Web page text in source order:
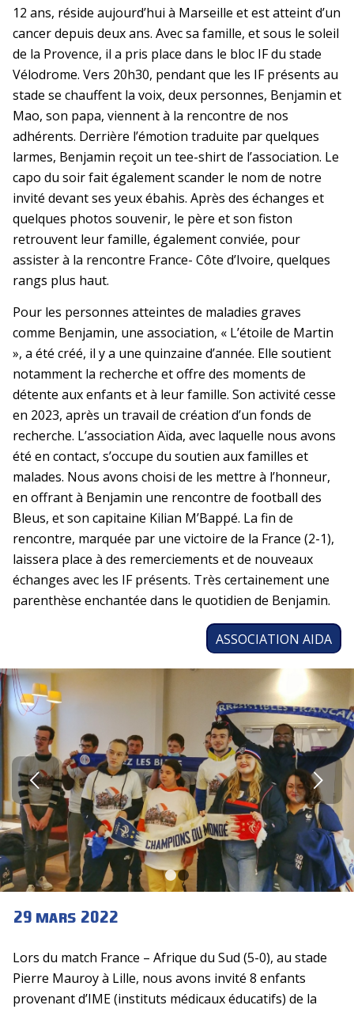
12 ans, réside aujourd’hui à Marseille et est atteint d’un
cancer depuis deux ans. Avec sa famille, et sous le soleil
de la Provence, il a pris place dans le bloc IF du stade
Vélodrome. Vers 20h30, pendant que les IF présents au
stade se chauffent la voix, deux personnes, Benjamin et
Mao, son papa, viennent à la rencontre de nos
adhérents. Derrière l’émotion traduite par quelques
larmes, Benjamin reçoit un tee-shirt de l’association. Le
capo du soir fait également scander le nom de notre
invité devant ses yeux ébahis. Après des échanges et
quelques photos souvenir, le père et son fiston
retrouvent leur famille, également conviée, pour
assister à la rencontre France- Côte d’Ivoire, quelques
rangs plus haut.
Pour les personnes atteintes de maladies graves
comme Benjamin, une association, « L’étoile de Martin
», a été créé, il y a une quinzaine d’année. Elle soutient
notamment la recherche et offre des moments de
détente aux enfants et à leur famille. Son activité cesse
en 2023, après un travail de création d’un fonds de
recherche. L’association Aïda, avec laquelle nous avons
été en contact, s’occupe du soutien aux familles et
malades. Nous avons choisi de les mettre à l’honneur,
en offrant à Benjamin une rencontre de football des
Bleus, et son capitaine Kilian M’Bappé. La fin de
rencontre, marquée par une victoire de la France (2-1),
laissera place à des remerciements et de nouveaux
échanges avec les IF présents. Très certainement une
parenthèse enchantée dans le quotidien de Benjamin.
ASSOCIATION AIDA
29 mars 2022
Lors du match France – Afrique du Sud (5-0), au stade
Pierre Mauroy à Lille, nous avons invité 8 enfants
provenant d’IME (instituts médicaux éducatifs) de la
Suivant
2